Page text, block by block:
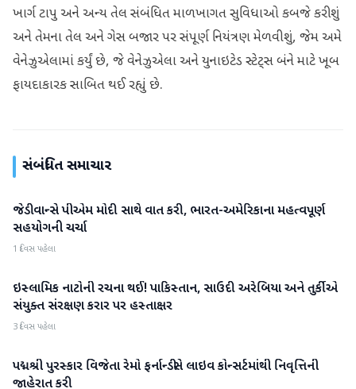
ખાર્ગ ટાપુ અને અન્ય તેલ સંબંધિત માળખાગત સુવિધાઓ કબજે કરીશું
અને તેમના તેલ અને ગેસ બજાર પર સંપૂર્ણ નિયંત્રણ મેળવીશું, જેમ અમે
વેનેઝુએલામાં કર્યું છે, જે વેનેઝુએલા અને યુનાઇટેડ સ્ટેટ્સ બંને માટે ખૂબ
ફાયદાકારક સાબિત થઈ રહ્યું છે.
સંબંધિત સમાચાર
આંતરરાષ્ટ્રીય
જેડી વાન્સે પીએમ મોદી સાથે વાત કરી, ભારત-અમેરિકાના મહત્વપૂર્ણ
સહયોગની ચર્ચા
1 દિવસ પહેલા
આંતરરાષ્ટ્રીય
ઇસ્લામિક નાટોની રચના થઈ! પાકિસ્તાન, સાઉદી અરેબિયા અને તુર્કીએ
સંયુક્ત સંરક્ષણ કરાર પર હસ્તાક્ષર
3 દિવસ પહેલા
આંતરરાષ્ટ્રીય
પદ્મશ્રી પુરસ્કાર વિજેતા રેમો ફર્નાન્ડીસે લાઇવ કોન્સર્ટમાંથી નિવૃત્તિની
જાહેરાત કરી